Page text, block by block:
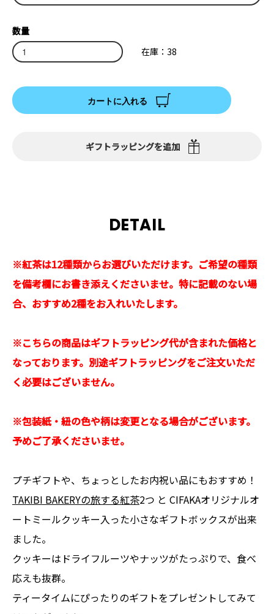
数量
在庫：38
カートに入れる
ギフトラッピングを追加
DETAIL
※紅茶は12種類からお選びいただけます。ご希望の種類
を備考欄にお書き添えくださいませ。特に記載のない場
合、おすすめ2種をお入れいたします。
※こちらの商品はギフトラッピング代が含まれた価格と
なっております。別途ギフトラッピングをご注文いただ
く必要はございません。
※包装紙・紐の色や柄は変更となる場合がございます。
予めご了承くださいませ。
プチギフトや、ちょっとしたお内祝い品にもおすすめ！
TAKIBI BAKERYの旅する紅茶2つ と CIFAKAオリジナルオ
ートミールクッキー入った小さなギフトボックスが出来
ました。
クッキーはドライフルーツやナッツがたっぷりで、食べ
応えも抜群。
ティータイムにぴったりのギフトをプレゼントしてみて